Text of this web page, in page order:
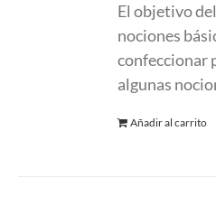
era:
El objetivo
nociones
confeccionar
algunas
Añadir al carrito